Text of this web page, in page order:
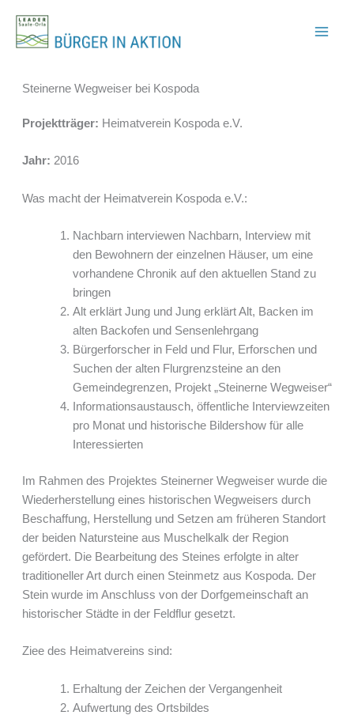
Inhalt
springen
Steinerne Wegweiser bei Kospoda
Projektträger: Heimatverein Kospoda e.V.
Jahr: 2016
Was macht der Heimatverein Kospoda e.V.:
Nachbarn interviewen Nachbarn, Interview mit
den Bewohnern der einzelnen Häuser, um eine
vorhandene Chronik auf den aktuellen Stand zu
bringen
Alt erklärt Jung und Jung erklärt Alt, Backen im
alten Backofen und Sensenlehrgang
Bürgerforscher in Feld und Flur, Erforschen und
Suchen der alten Flurgrenzsteine an den
Gemeindegrenzen, Projekt „Steinerne Wegweiser“
Informationsaustausch, öffentliche Interviewzeiten
pro Monat und historische Bildershow für alle
Interessierten
Im Rahmen des Projektes Steinerner Wegweiser wurde die
Wiederherstellung eines historischen Wegweisers durch
Beschaffung, Herstellung und Setzen am früheren Standort
der beiden Natursteine aus Muschelkalk der Region
gefördert. Die Bearbeitung des Steines erfolgte in alter
traditioneller Art durch einen Steinmetz aus Kospoda. Der
Stein wurde im Anschluss von der Dorfgemeinschaft an
historischer Städte in der Feldflur gesetzt.
Ziee des Heimatvereins sind:
Erhaltung der Zeichen der Vergangenheit
Aufwertung des Ortsbildes